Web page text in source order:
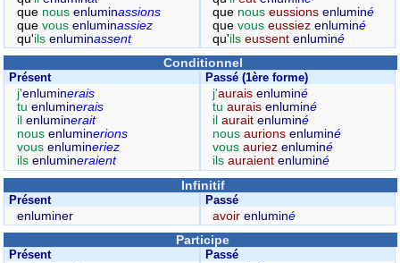
que nous enluminassions
que vous enluminassiez
qu'ils enluminassent
que nouseussions enluminé
quevouseussiez enluminé
qu'ilseussent enluminé
Conditionnel
Présent
j'enluminerais
tu enluminerais
il enluminerait
nous enluminerions
vous enlumineriez
ils enlumineraient
Passé (1ère forme)
j'aurais enluminé
tuaurais enluminé
ilaurait enluminé
nousaurions enluminé
vousauriez enluminé
ilsauraient enluminé
Infinitif
Présent
enluminer
Passé
avoir enluminé
Participe
Présent
Passé